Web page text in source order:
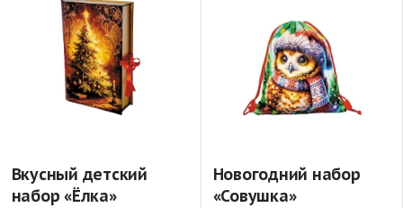
Вкусный детский
набор «Ёлка»
Новогодний набор
«Совушка»